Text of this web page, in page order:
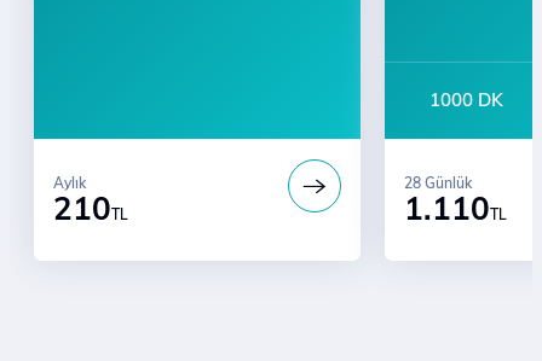
210TL
Aylık
1000 DK
1.110TL
28 Günlük